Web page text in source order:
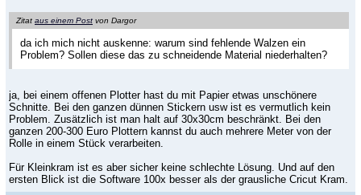
Zitat aus einem Post von Dargor
da ich mich nicht auskenne: warum sind fehlende Walzen ein
Problem? Sollen diese das zu schneidende Material niederhalten?
ja, bei einem offenen Plotter hast du mit Papier etwas unschönere
Schnitte. Bei den ganzen dünnen Stickern usw ist es vermutlich kein
Problem. Zusätzlich ist man halt auf 30x30cm beschränkt. Bei den
ganzen 200-300 Euro Plottern kannst du auch mehrere Meter von der
Rolle in einem Stück verarbeiten.
Für Kleinkram ist es aber sicher keine schlechte Lösung. Und auf den
ersten Blick ist die Software 100x besser als der grausliche Cricut Kram.